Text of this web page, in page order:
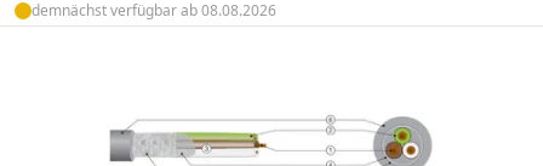
demnächst verfügbar ab 08.08.2026